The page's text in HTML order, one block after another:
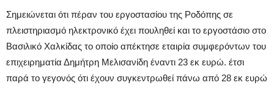
Σημειώνεται ότι πέραν του εργοστασίου της Ροδόπης σε
πλειστηριασμό ηλεκτρονικό έχει πουληθεί και το εργοστάσιο στο
Βασιλικό Χαλκίδας το οποίο απέκτησε εταιρία συμφερόντων του
επιχειρηματία Δημήτρη Μελισανίδη έναντι 23 εκ ευρώ. έτσι
παρά το γεγονός ότι έχουν συγκεντρωθεί πάνω από 28 εκ ευρώ